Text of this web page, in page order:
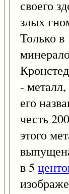
своего
злых
Только
-
его
честь
этого
в 5